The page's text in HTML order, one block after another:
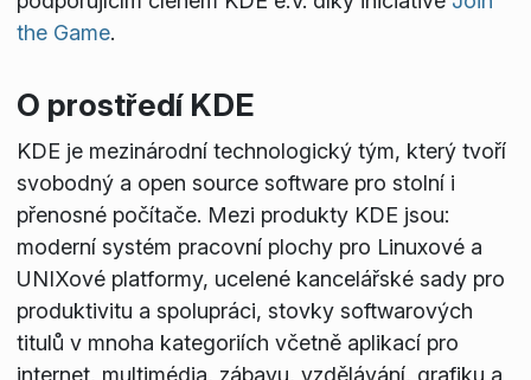
the Game.
O prostředí KDE
KDE je mezinárodní technologický tým, který tvoří
svobodný a open source software pro stolní i
přenosné počítače. Mezi produkty KDE jsou:
moderní systém pracovní plochy pro Linuxové a
UNIXové platformy, ucelené kancelářské sady pro
produktivitu a spolupráci, stovky softwarových
titulů v mnoha kategoriích včetně aplikací pro
internet, multimédia, zábavu, vzdělávání, grafiku a